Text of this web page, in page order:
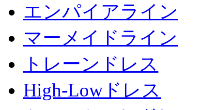
エンパイアライン
マーメイドライン
トレーンドレス
High-Lowドレス